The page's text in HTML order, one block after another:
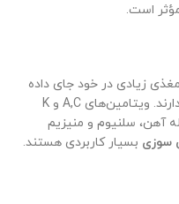
است.
زیادی در خود جای داده
است که برای کاهش وزن نقش موثری دارند. ویتامین‌های A,C و K
آهن، سلنیوم و منیزیم
سوزی بسیار کاربردی هستند.